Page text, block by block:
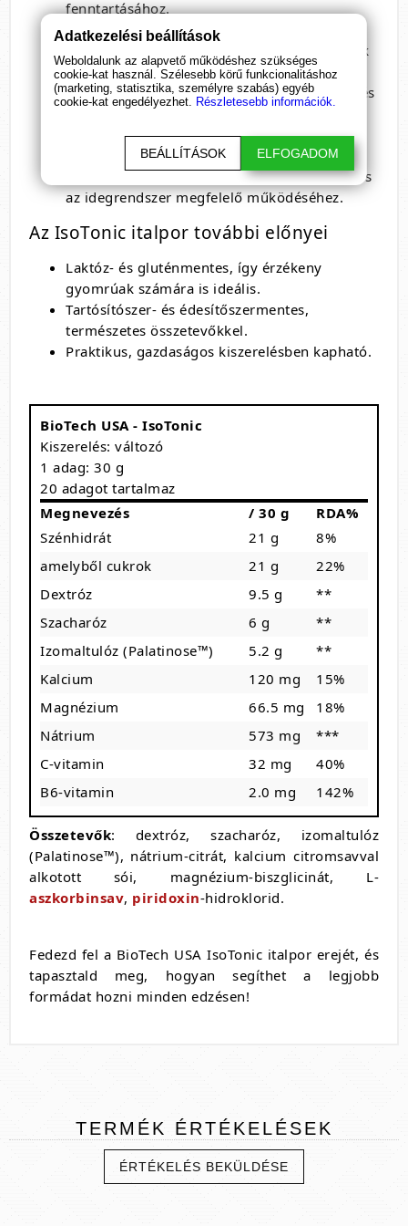
fenntartásához.
Kalcium: Fontos szerepet játszik az
izomműködésben és a csontok egészségének
megőrzésében.
C-vitamin: Segít csökkenteni a fáradtságot és
a kifáradást, valamint támogatja az
immunrendszert.
B6-vitamin: Hozzájárul a normál
energiatermelő anyagcsere-folyamatokhoz és
az idegrendszer megfelelő működéséhez.
Az IsoTonic italpor további előnyei
Laktóz- és gluténmentes, így érzékeny
gyomrúak számára is ideális.
Tartósítószer- és édesítőszermentes,
természetes összetevőkkel.
Praktikus, gazdaságos kiszerelésben kapható.
BioTech USA - IsoTonic
Kiszerelés: változó
1 adag: 30 g
20 adagot tartalmaz
Megnevezés
/ 30 g
RDA%
Szénhidrát
21 g
8%
amelyből cukrok
21 g
22%
Dextróz
9.5 g
**
Szacharóz
6 g
**
Izomaltulóz (Palatinose™)
5.2 g
**
Kalcium
120 mg
15%
Magnézium
66.5 mg
18%
Nátrium
573 mg
***
C-vitamin
32 mg
40%
B6-vitamin
2.0 mg 142%
Összetevők: dextróz, szacharóz, izomaltulóz
(Palatinose™), nátrium-citrát, kalcium citromsavval
alkotott sói, magnézium-biszglicinát, L-
aszkorbinsav, piridoxin-hidroklorid.
Fedezd fel a BioTech USA IsoTonic italpor erejét, és
tapasztald meg, hogyan segíthet a legjobb
formádat hozni minden edzésen!
TERMÉK ÉRTÉKELÉSEK
ÉRTÉKELÉS BEKÜLDÉSE
Adatkezelési beállítások
Weboldalunk az alapvető működéshez szükséges
cookie-kat használ. Szélesebb körű funkcionalitáshoz
(marketing, statisztika, személyre szabás) egyéb
cookie-kat engedélyezhet. Részletesebb információk.
BEÁLLÍTÁSOK ELFOGADOM